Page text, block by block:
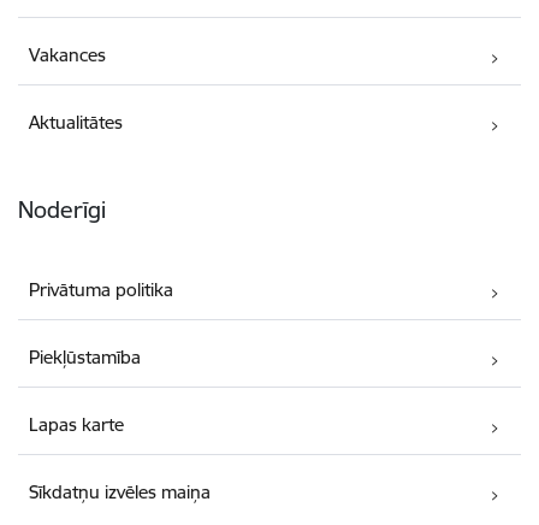
Vakances
Aktualitātes
Noderīgi
Privātuma politika
Piekļūstamība
Lapas karte
Sīkdatņu izvēles maiņa